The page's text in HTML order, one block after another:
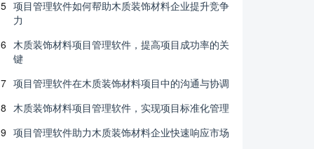
5 项目管理软件如何帮助木质装饰材料企业提升竞争
力
6 木质装饰材料项目管理软件，提高项目成功率的关
键
7 项目管理软件在木质装饰材料项目中的沟通与协调
8 木质装饰材料项目管理软件，实现项目标准化管理
9 项目管理软件助力木质装饰材料企业快速响应市场